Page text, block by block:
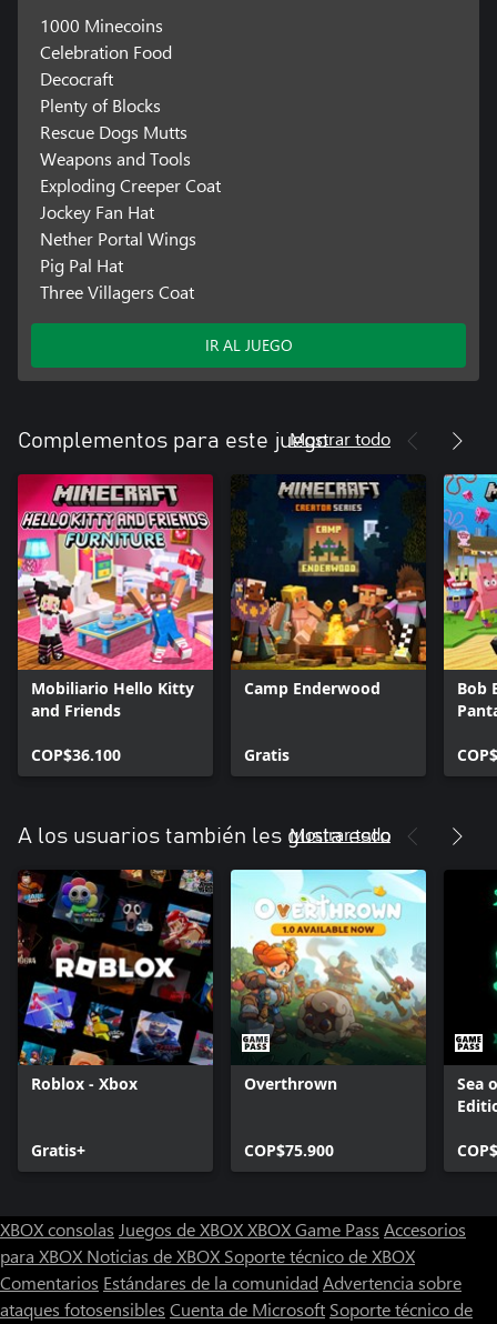
1000 Minecoins
Celebration Food
Decocraft
Plenty of Blocks
Rescue Dogs Mutts
Weapons and Tools
Exploding Creeper Coat
Jockey Fan Hat
Nether Portal Wings
Pig Pal Hat
Three Villagers Coat
IR AL JUEGO
Complementos para este juegoMostrar todo
Mobiliario Hello Kitty
and Friends
COP$36.100
Camp Enderwood
Gratis
Bob
A los usuarios también les gusta esto
Mostrar todo
Roblox - Xbox
Gratis+
Overthrown
COP$75.900
Sea
XBOX consolas Juegos de XBOXXBOX Game Pass Accesorios
para XBOX Noticias de XBOX Soporte técnico de XBOX
Comentarios Estándares de la comunidad Advertencia sobre
ataques fotosensibles Cuenta de Microsoft Soporte técnico de